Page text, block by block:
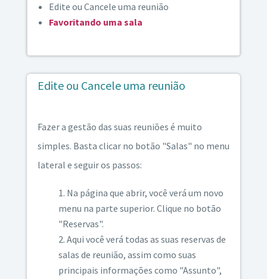
Edite ou Cancele uma reunião
Favoritando uma sala
Edite ou Cancele uma reunião
Fazer a gestão das suas reuniões é muito
simples. Basta clicar no botão "Salas" no menu
lateral e seguir os passos:
Na página que abrir, você verá um novo
menu na parte superior. Clique no botão
"Reservas".
Aqui você verá todas as suas reservas de
salas de reunião, assim como suas
principais informações como "Assunto",